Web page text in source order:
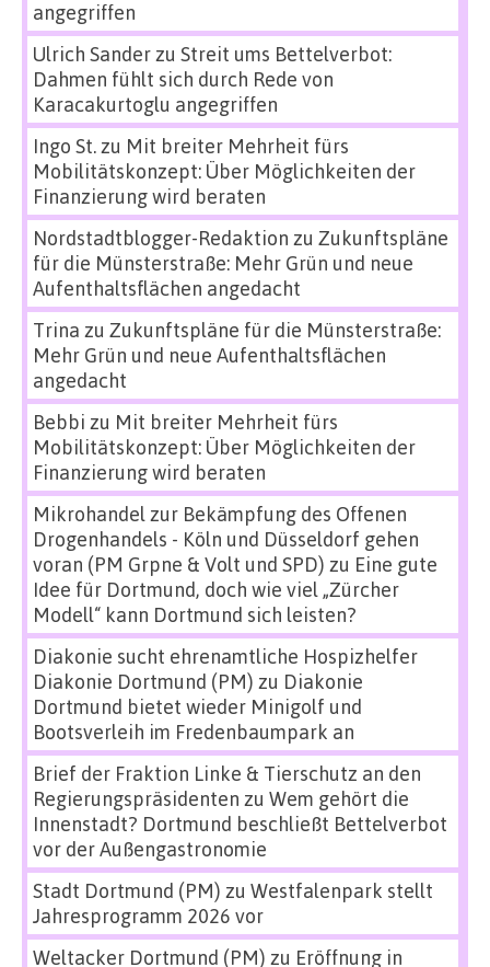
angegriffen
Ulrich Sanderzu Streit ums Bettelverbot:
Dahmen fühlt sich durch Rede von
Karacakurtoglu angegriffen
Ingo St.zu Mit breiter Mehrheit fürs
Mobilitätskonzept: Über Möglichkeiten der
Finanzierung wird beraten
Nordstadtblogger-Redaktion zu Zukunftspläne
für die Münsterstraße: Mehr Grün und neue
Aufenthaltsflächen angedacht
Trina zu Zukunftspläne für die Münsterstraße:
Mehr Grün und neue Aufenthaltsflächen
angedacht
Bebbi zu Mit breiter Mehrheit fürs
Mobilitätskonzept: Über Möglichkeiten der
Finanzierung wird beraten
Mikrohandel zur Bekämpfung des Offenen
Drogenhandels - Köln und Düsseldorf gehen
voran (PM Grpne & Volt und SPD) zu Eine gute
Idee für Dortmund, doch wie viel „Zürcher
Modell“ kann Dortmund sich leisten?
Diakonie sucht ehrenamtliche Hospizhelfer
Diakonie Dortmund (PM) zu Diakonie
Dortmund bietet wieder Minigolf und
Bootsverleih im Fredenbaumpark an
Brief der Fraktion Linke & Tierschutz an den
Regierungspräsidenten zu Wem gehört die
Innenstadt? Dortmund beschließt Bettelverbot
vor der Außengastronomie
Stadt Dortmund (PM) zu Westfalenpark stellt
Jahresprogramm 2026 vor
Weltacker Dortmund (PM) zu Eröffnung in